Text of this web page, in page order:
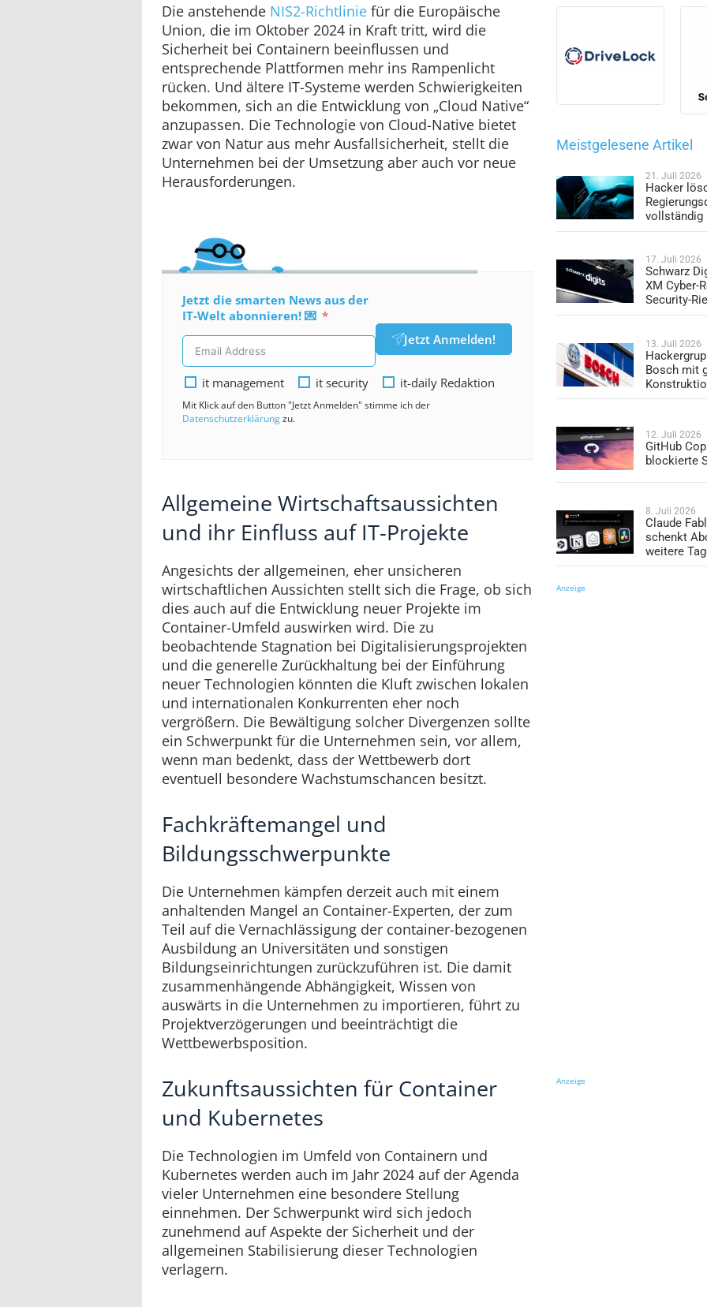
Die anstehende NIS2-Richtlinie für die Europäische
Union, die im Oktober 2024 in Kraft tritt, wird die
Sicherheit bei Containern beeinflussen und
entsprechende Plattformen mehr ins Rampenlicht
rücken. Und ältere IT-Systeme werden Schwierigkeiten
bekommen, sich an die Entwicklung von „Cloud Native“
anzupassen. Die Technologie von Cloud-Native bietet
zwar von Natur aus mehr Ausfallsicherheit, stellt die
Unternehmen bei der Umsetzung aber auch vor neue
Herausforderungen.
Jetzt die smarten News aus der
IT-Welt abonnieren! 💌
Jetzt Anmelden!
it management it security it-daily Redaktion
Mit Klick auf den Button "Jetzt Anmelden" stimme ich der
Datenschutzerklärungzu.
Allgemeine Wirtschaftsaussichten
und ihr Einfluss auf IT-Projekte
Angesichts der allgemeinen, eher unsicheren
wirtschaftlichen Aussichten stellt sich die Frage, ob sich
dies auch auf die Entwicklung neuer Projekte im
Container-Umfeld auswirken wird. Die zu
beobachtende Stagnation bei Digitalisierungsprojekten
und die generelle Zurückhaltung bei der Einführung
neuer Technologien könnten die Kluft zwischen lokalen
und internationalen Konkurrenten eher noch
vergrößern. Die Bewältigung solcher Divergenzen sollte
ein Schwerpunkt für die Unternehmen sein, vor allem,
wenn man bedenkt, dass der Wettbewerb dort
eventuell besondere Wachstumschancen besitzt.
Fachkräftemangel und
Bildungsschwerpunkte
Die Unternehmen kämpfen derzeit auch mit einem
anhaltenden Mangel an Container-Experten, der zum
Teil auf die Vernachlässigung der container-bezogenen
Ausbildung an Universitäten und sonstigen
Bildungseinrichtungen zurückzuführen ist. Die damit
zusammenhängende Abhängigkeit, Wissen von
auswärts in die Unternehmen zu importieren, führt zu
Projektverzögerungen und beeinträchtigt die
Wettbewerbsposition.
Zukunftsaussichten für Container
und Kubernetes
Die Technologien im Umfeld von Containern und
Kubernetes werden auch im Jahr 2024 auf der Agenda
vieler Unternehmen eine besondere Stellung
einnehmen. Der Schwerpunkt wird sich jedoch
zunehmend auf Aspekte der Sicherheit und der
allgemeinen Stabilisierung dieser Technologien
verlagern.
Meistgelesene Artikel
21. Juli 2026
Hacker
vollständig
17. Juli 2026
Schwarz
XM Cyber-
Security-
13. Juli 2026
Bosch mit
12. Juli 2026
GitHub
blockierte
8. Juli 2026
Claude
schenkt
weitere
Anzeige
Anzeige